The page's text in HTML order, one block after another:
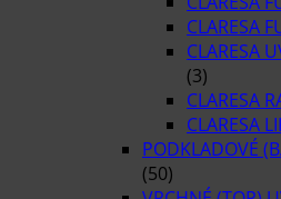
CLARESA
CLARESA
(3)
CLARESA
CLARESA
PODKLADOVÉ
(50)